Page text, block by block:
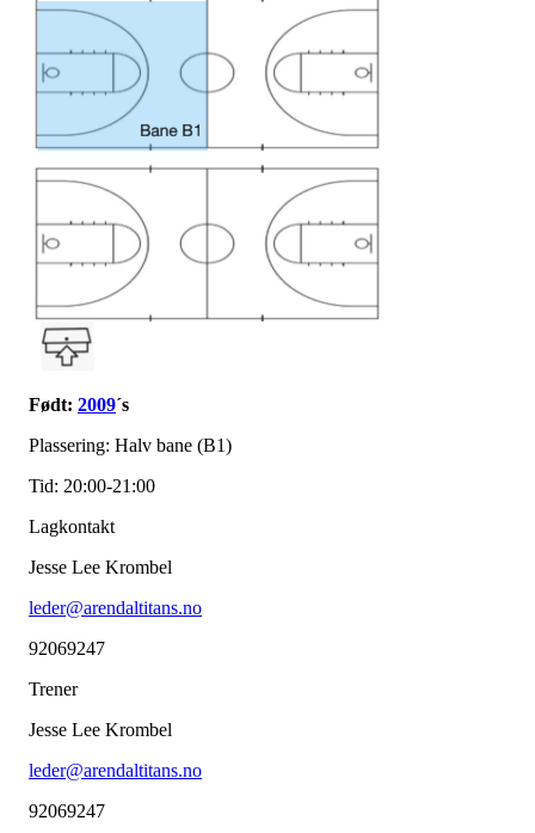
Født: 2009´s
Plassering: Halv bane (B1)
Tid: 20:00-21:00
Lagkontakt
Jesse Lee Krombel
leder@arendaltitans.no
92069247
Trener
Jesse Lee Krombel
leder@arendaltitans.no
92069247